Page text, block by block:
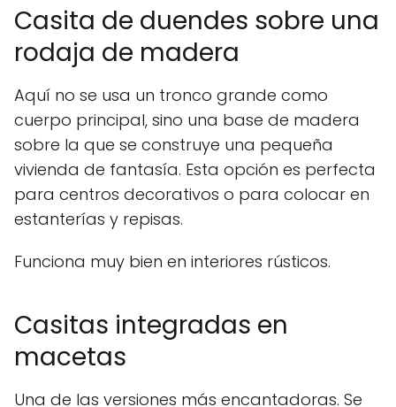
Casita de duendes sobre una
rodaja de madera
Aquí no se usa un tronco grande como
cuerpo principal, sino una base de madera
sobre la que se construye una pequeña
vivienda de fantasía. Esta opción es perfecta
para centros decorativos o para colocar en
estanterías y repisas.
Funciona muy bien en interiores rústicos.
Casitas integradas en
macetas
Una de las versiones más encantadoras. Se